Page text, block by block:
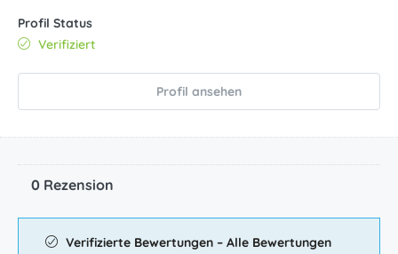
Profil Status
Verifiziert
Profil ansehen
0 Rezension
Verifizierte Bewertungen – Alle Bewertungen